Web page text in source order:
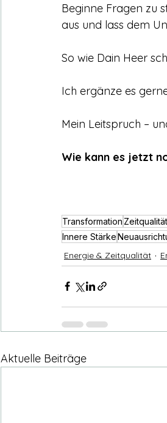
Beginne Fragen zu
aus und lass dem
So wie Dain Heer
Ich ergänze es
Mein Leitspruch –
Wie kann es jetzt
Transformation Zeitqualität
Innere Stärke
Energie & Zeitqualität
Aktuelle Beiträge